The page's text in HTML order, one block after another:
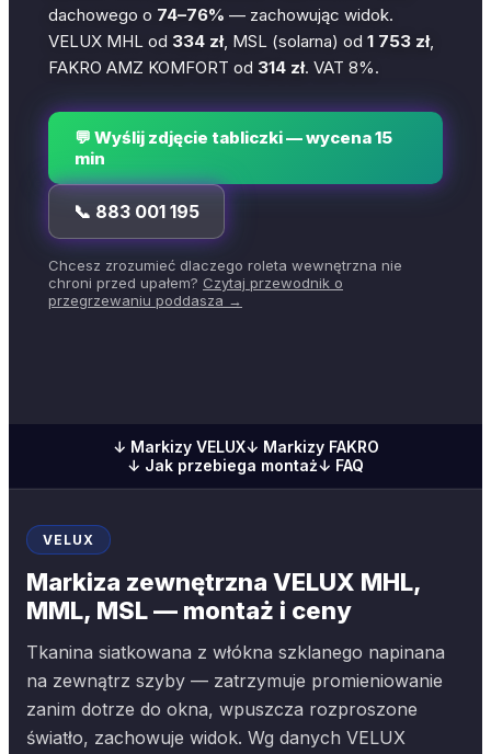
dachowego o 74–76% — zachowując widok.
VELUX MHL od 334 zł, MSL (solarna) od 1 753 zł,
FAKRO AMZ KOMFORT od 314 zł. VAT 8%.
💬 Wyślij zdjęcie tabliczki — wycena 15
min
📞 883 001 195
Chcesz zrozumieć dlaczego roleta wewnętrzna nie
chroni przed upałem? Czytaj przewodnik o
przegrzewaniu poddasza →
↓ Markizy VELUX↓ Markizy FAKRO
↓ Jak przebiega montaż↓ FAQ
VELUX
Markiza zewnętrzna VELUX MHL,
MML, MSL — montaż i ceny
Tkanina siatkowana z włókna szklanego napinana
na zewnątrz szyby — zatrzymuje promieniowanie
zanim dotrze do okna, wpuszcza rozproszone
światło, zachowuje widok. Wg danych VELUX